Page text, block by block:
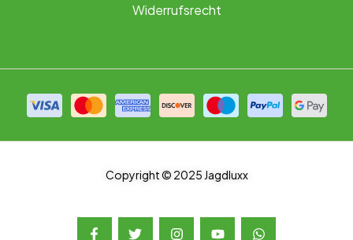
Widerrufsrecht
Copyright © 2025 Jagdluxx